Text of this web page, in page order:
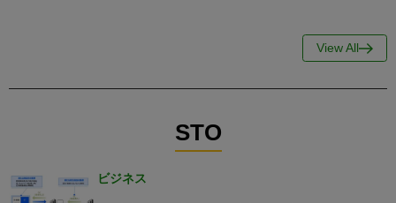
View All
STO
ビジネス